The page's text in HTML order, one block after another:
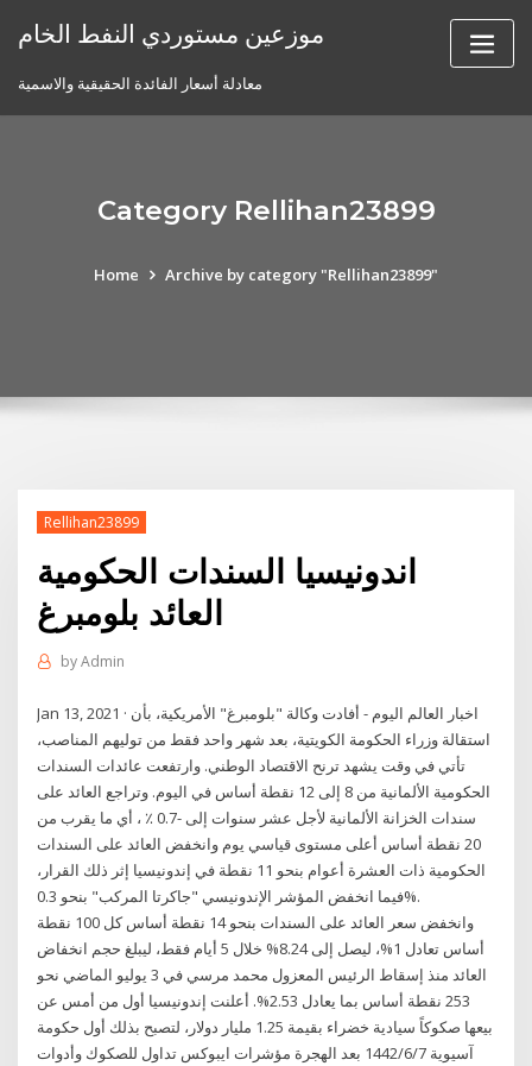
موزعين مستوردي النفط الخام
معادلة أسعار الفائدة الحقيقية والاسمية
Category Rellihan23899
Home Archive by category "Rellihan23899"
Rellihan23899
اندونيسيا السندات الحكومية
العائد بلومبرغ
byAdmin
Jan 13, 2021 · اخبار العالم اليوم - أفادت وكالة "بلومبرغ" الأمريكية، بأن
استقالة وزراء الحكومة الكويتية، بعد شهر واحد فقط من توليهم المناصب،
تأتي في وقت يشهد ترنح الاقتصاد الوطني. وارتفعت عائدات السندات
الحكومية الألمانية من 8 إلى 12 نقطة أساس في اليوم. وتراجع العائد على
سندات الخزانة الألمانية لأجل عشر سنوات إلى -0.7 ٪ ، أي ما يقرب من
20 نقطة أساس أعلى مستوى قياسي يوم وانخفض العائد على السندات
الحكومية ذات العشرة أعوام بنحو 11 نقطة في إندونيسيا إثر ذلك القرار،
فيما انخفض المؤشر الإندونيسي "جاكرتا المركب" بنحو 0.3%.
وانخفض سعر العائد على السندات بنحو 14 نقطة أساس كل 100 نقطة
أساس تعادل 1%، ليصل إلى 8.24% خلال 5 أيام فقط، ليبلغ حجم انخفاض
العائد منذ إسقاط الرئيس المعزول محمد مرسي في 3 يوليو الماضي نحو
253 نقطة أساس بما يعادل 2.53%. أعلنت إندونيسيا أول من أمس عن
بيعها صكوكاً سيادية خضراء بقيمة 1.25 مليار دولار، لتصبح بذلك أول حكومة
آسيوية 7‏‏/6‏‏/1442 بعد الهجرة مؤشرات ايبوكس تداول للصكوك وأدوات